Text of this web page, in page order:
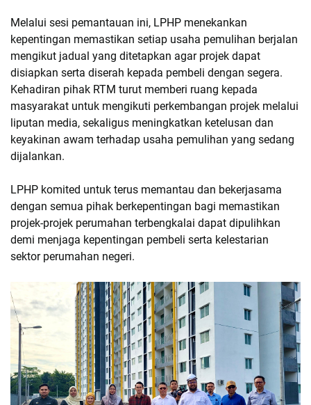
Melalui sesi pemantauan ini, LPHP menekankan
kepentingan memastikan setiap usaha pemulihan berjalan
mengikut jadual yang ditetapkan agar projek dapat
disiapkan serta diserah kepada pembeli dengan segera.
Kehadiran pihak RTM turut memberi ruang kepada
masyarakat untuk mengikuti perkembangan projek melalui
liputan media, sekaligus meningkatkan ketelusan dan
keyakinan awam terhadap usaha pemulihan yang sedang
dijalankan.
LPHP komited untuk terus memantau dan bekerjasama
dengan semua pihak berkepentingan bagi memastikan
projek-projek perumahan terbengkalai dapat dipulihkan
demi menjaga kepentingan pembeli serta kelestarian
sektor perumahan negeri.